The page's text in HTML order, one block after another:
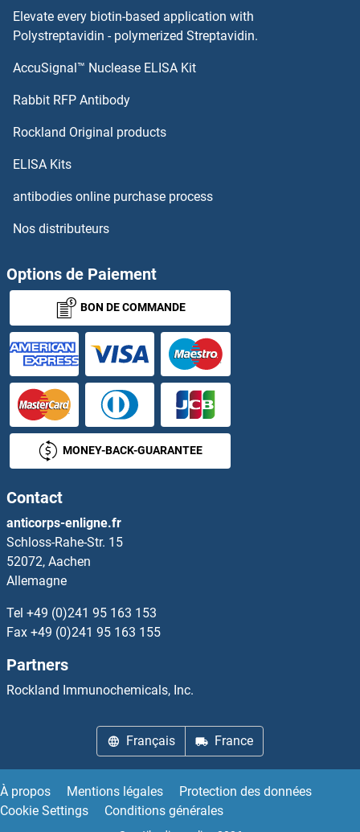
Eukaryotic Translation Initiation Factor 4E Kits ELISA
EWSR1 Kits ELISA
Exendin 4 Kits ELISA
EXO5 Kits ELISA
EXOSC7 Kits ELISA
Exostosin 1 Kits ELISA
Exportin 2 Kits ELISA
EXT2 Kits ELISA
EXTL1 Kits ELISA
EXTL2 Kits ELISA
EXTL3 Kits ELISA
Extracellular Matrix Protein 1 Kits ELISA
EZH1 Kits ELISA
F-Box and Leucine-Rich Repeat Protein 17 Kits ELISA
F-Box and Leucine-Rich Repeat Protein 19 Kits ELISA
Elevate every biotin-based application with
Polystreptavidin - polymerized Streptavidin.
AccuSignal™ Nuclease ELISA Kit
Rabbit RFP Antibody
Rockland Original products
ELISA Kits
antibodies online purchase process
Nos distributeurs
Options de Paiement
BON DE COMMANDE
MONEY-BACK-GUARANTEE
Contact
anticorps-enligne.fr
Schloss-Rahe-Str. 15
52072, Aachen
Allemagne
Tel +49 (0)241 95 163 153
Fax +49 (0)241 95 163 155
Partners
Rockland Immunochemicals, Inc.
Français France
À propos Mentions légales
Protection des données
Cookie Settings
Conditions générales